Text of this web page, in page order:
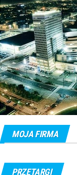
MOJA FIRMA
PRZETARGI